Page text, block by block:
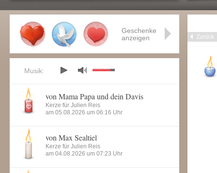
Zurück
Geschenke
anzeigen
Musik:
von Mama Papa und dein Davis
Kerze für Julien Reis
am 05.08.2026 um 06:16 Uhr
von Max Sealtiel
Kerze für Julien Reis
am 04.08.2026 um 07:23 Uhr